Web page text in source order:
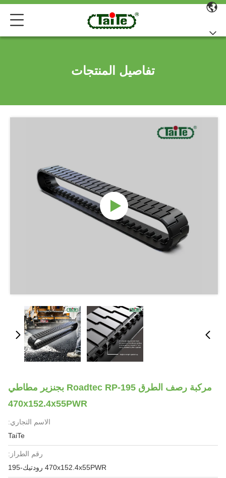
تفاصيل المنتجات
مركبة رصف الطرق Roadtec RP-195 بجنزير مطاطي
470x152.4x55PWR
الاسم التجاري:
TaiTe
رقم الطراز:
470x152.4x55PWR رودتيك-195